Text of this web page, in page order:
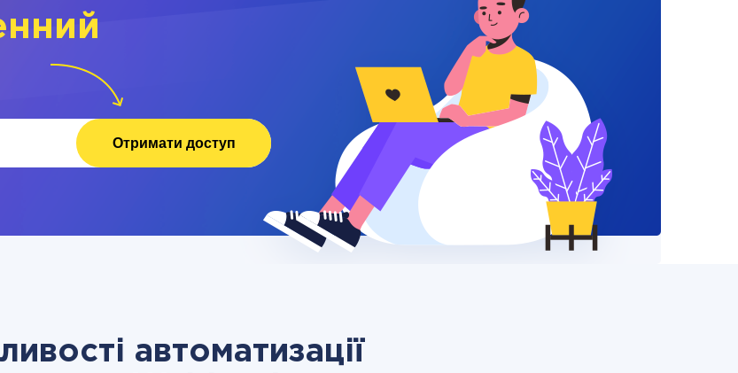
Отримати доступ
автоматизації